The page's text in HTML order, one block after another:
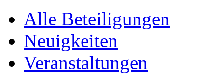
Alle Beteiligungen
Neuigkeiten
Veranstaltungen